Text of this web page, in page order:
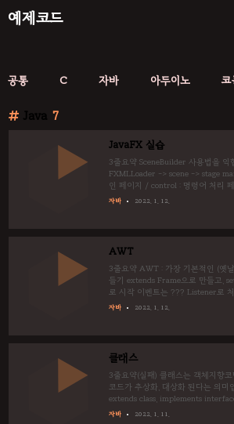
예제코드
공통 C 자바 아두이노 코
Java 7
JavaFX 실습
3줄요약 SceneBuilder 사용법을 익
FXMLLoader -> scene -> stage
인 페이지 / control : 명령어 처리
자바 2022. 1. 12.
AWT
3줄요약 AWT : 가장 기본적인 (옛
들기 extends Frame으로 만들고,
로 시작 이벤트는 ??? Listener로
외울 필요 없음
자바 2022. 1. 12.
클래스
3줄요약(실패) 클래스는 객체지향
코드가 추상화, 대상화 된다는 의미
extends class, implements
자는 완전개방 public, 자녀개방
자바 2022. 1. 11.